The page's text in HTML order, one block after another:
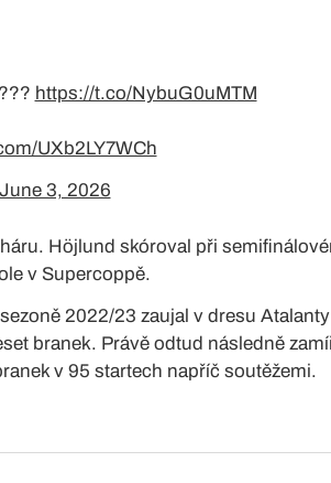
https://t.co/NybuG0uMTM
UXb2LY7WCh
June 3, 2026
Höjlund skóroval při
v Supercoppě.
2022/23 zaujal v dresu Atalanty
branek. Právě odtud následně
v 95 startech napříč soutěžemi.